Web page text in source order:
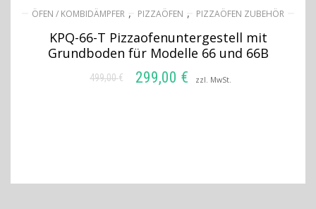
ÖFEN / KOMBIDÄMPFER , PIZZAÖFEN , PIZZAÖFEN ZUBEHÖR
KPQ-66-T Pizzaofenuntergestell mit
Grundboden für Modelle 66 und 66B
499,00€
Ursprünglicher
299,00 €
Aktueller
zzl. MwSt.